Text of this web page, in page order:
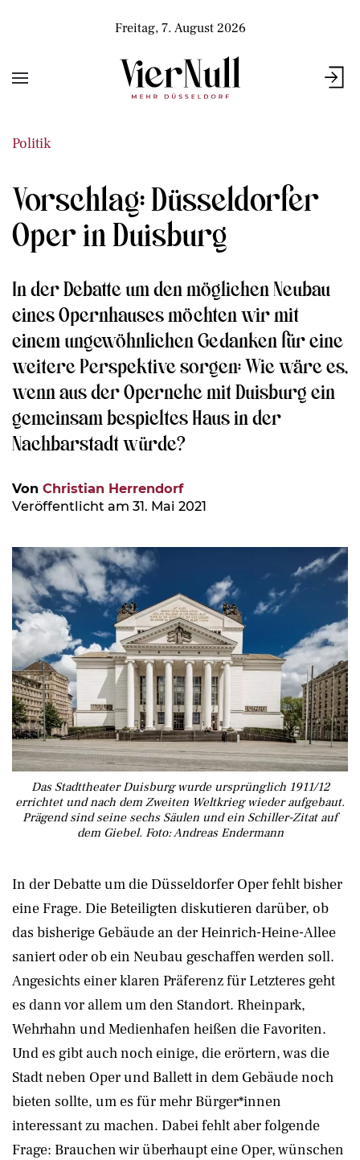
Freitag, 7. August 2026
Politik
Vorschlag: Düsseldorfer
Oper in Duisburg
In der Debatte um den möglichen Neubau
eines Opernhauses möchten wir mit
einem ungewöhnlichen Gedanken für eine
weitere Perspektive sorgen: Wie wäre es,
wenn aus der Opernehe mit Duisburg ein
gemeinsam bespieltes Haus in der
Nachbarstadt würde?
Von Christian Herrendorf
Veröffentlicht am 31. Mai 2021
Das Stadttheater Duisburg wurde ursprünglich 1911/12
errichtet und nach dem Zweiten Weltkrieg wieder aufgebaut.
Prägend sind seine sechs Säulen und ein Schiller-Zitat auf
dem Giebel. Foto: Andreas Endermann
In der Debatte um die Düsseldorfer Oper fehlt bisher
eine Frage. Die Beteiligten diskutieren darüber, ob
das bisherige Gebäude an der Heinrich-Heine-Allee
saniert oder ob ein Neubau geschaffen werden soll.
Angesichts einer klaren Präferenz für Letzteres geht
es dann vor allem um den Standort. Rheinpark,
Wehrhahn und Medienhafen heißen die Favoriten.
Und es gibt auch noch einige, die erörtern, was die
Stadt neben Oper und Ballett in dem Gebäude noch
bieten sollte, um es für mehr Bürger*innen
interessant zu machen. Dabei fehlt aber folgende
Frage: Brauchen wir überhaupt eine Oper, wünschen